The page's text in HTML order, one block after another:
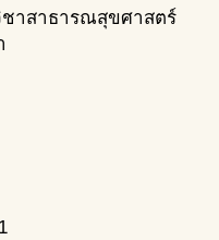
าสาธารณสุขศาสตร์